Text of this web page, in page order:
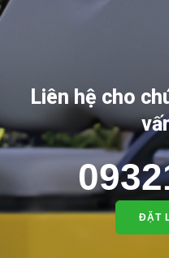
Liên hệ cho
ĐẶT